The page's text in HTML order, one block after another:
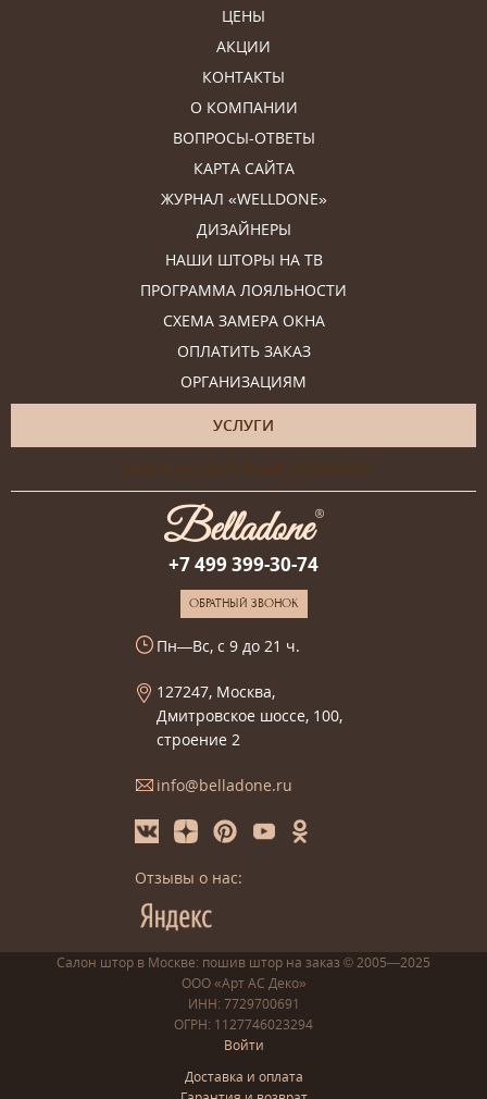
ЦЕНЫ
АКЦИИ
КОНТАКТЫ
О КОМПАНИИ
ВОПРОСЫ-ОТВЕТЫ
КАРТА САЙТА
ЖУРНАЛ «WELLDONE»
ДИЗАЙНЕРЫ
НАШИ ШТОРЫ НА ТВ
ПРОГРАММА ЛОЯЛЬНОСТИ
СХЕМА ЗАМЕРА ОКНА
ОПЛАТИТЬ ЗАКАЗ
ОРГАНИЗАЦИЯМ
УСЛУГИ
Онлайн-консультация дизайнера
+7 499 399-30-74
ОБРАТНЫЙ ЗВОНОК
Пн—Вс, с 9 до 21 ч.
127247, Москва,
Дмитровское шоссе, 100,
строение 2
info@belladone.ru
Отзывы о нас:
Салон штор в Москве: пошив штор на заказ © 2005—2025
ООО «Арт АС Деко»
ИНН: 7729700691
ОГРН: 1127746023294
Войти
Доставка и оплата